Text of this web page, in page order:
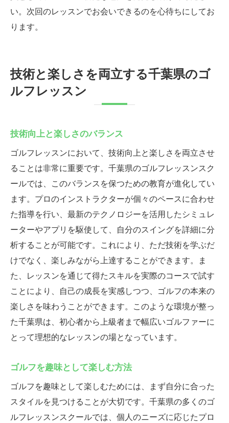
い。次回のレッスンでお会いできるのを心待ちにしてお
ります。
技術と楽しさを両立する千葉県のゴ
ルフレッスン
技術向上と楽しさのバランス
ゴルフレッスンにおいて、技術向上と楽しさを両立させ
ることは非常に重要です。千葉県のゴルフレッスンスク
ールでは、このバランスを保つための教育が進化してい
ます。プロのインストラクターが個々のペースに合わせ
た指導を行い、最新のテクノロジーを活用したシミュレ
ーターやアプリを駆使して、自分のスイングを詳細に分
析することが可能です。これにより、ただ技術を学ぶだ
けでなく、楽しみながら上達することができます。ま
た、レッスンを通じて得たスキルを実際のコースで試す
ことにより、自己の成長を実感しつつ、ゴルフの本来の
楽しさを味わうことができます。このような環境が整っ
た千葉県は、初心者から上級者まで幅広いゴルファーに
とって理想的なレッスンの場となっています。
ゴルフを趣味として楽しむ方法
ゴルフを趣味として楽しむためには、まず自分に合った
スタイルを見つけることが大切です。千葉県の多くのゴ
ルフレッスンスクールでは、個人のニーズに応じたプロ